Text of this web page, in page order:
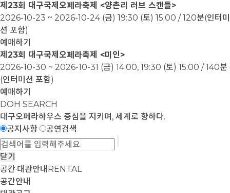
제23회 대구국제오페라축제 <양촌리 러브 스캔들>
2026-10-23 ~ 2026-10-24 (금) 19:30 (토) 15:00 / 120분(인터미
션 포함)
예매하기
제23회 대구국제오페라축제 <미인>
2026-10-30 ~ 2026-10-31 (금) 14:00, 19:30 (토) 15:00 / 140분
(인터미션 포함)
예매하기
DOH SEARCH
대구오페라하우스 중심을 지키며, 세계로 향하다.
공지사항
공연검색
닫기
공간·대관안내 RENTAL
공간안내